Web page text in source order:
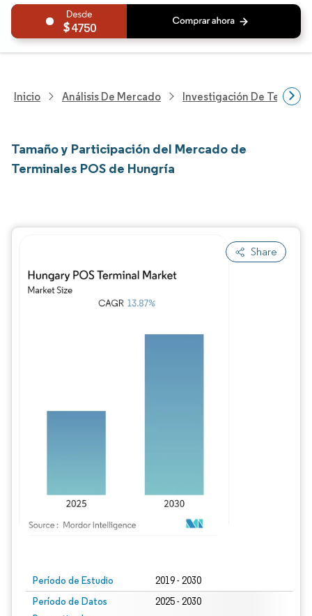
4750
Inicio Análisis De Mercado Investigación De
Tamaño y Participación del Mercado de
Terminales POS de Hungría
Share
Período de Estudio 2019 - 2030
Período de Datos
2025 - 2030